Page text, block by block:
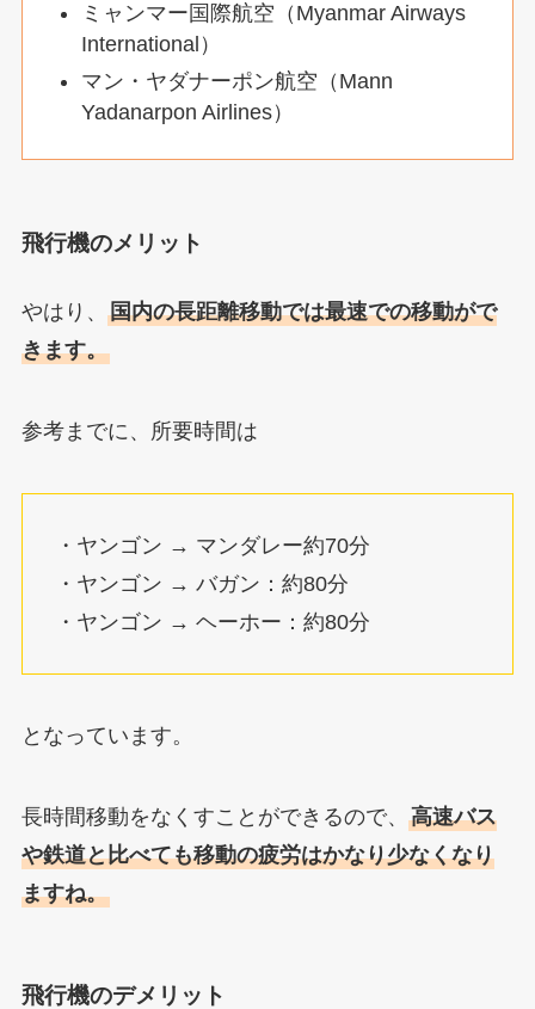
ミャンマー国際航空（Myanmar Airways
International）
マン・ヤダナーポン航空（Mann
Yadanarpon Airlines）
飛行機のメリット
やはり、 国内の長距離移動では最速での移動がで
きます。
参考までに、所要時間は
・ヤンゴン → マンダレー約70分
・ヤンゴン → バガン：約80分
・ヤンゴン → ヘーホー：約80分
となっています。
長時間移動をなくすことができるので、 高速バス
や鉄道と比べても移動の疲労はかなり少なくなり
ますね。
飛行機のデメリット